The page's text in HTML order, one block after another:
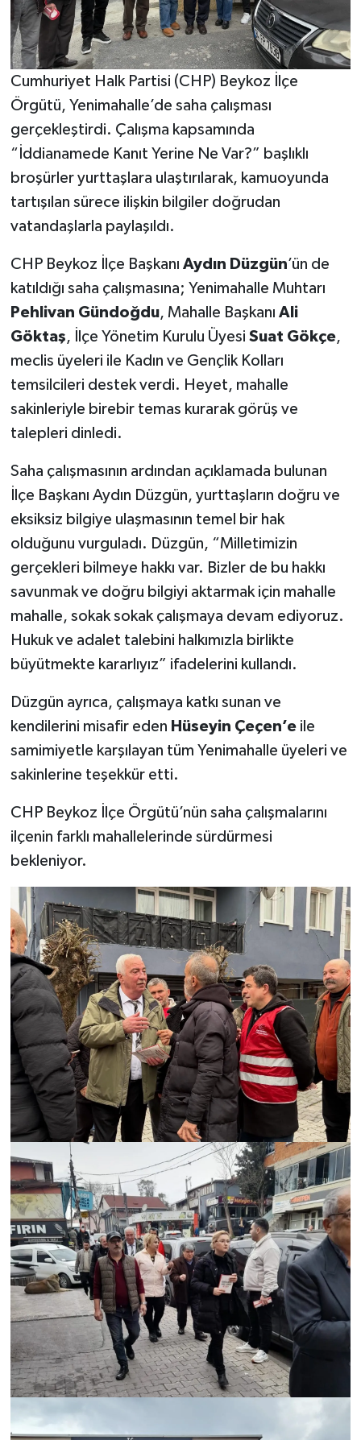
Cumhuriyet Halk Partisi (CHP) Beykoz İlçe
Örgütü, Yenimahalle’de saha çalışması
gerçekleştirdi. Çalışma kapsamında
“İddianamede Kanıt Yerine Ne Var?” başlıklı
broşürler yurttaşlara ulaştırılarak, kamuoyunda
tartışılan sürece ilişkin bilgiler doğrudan
vatandaşlarla paylaşıldı.
CHP Beykoz İlçe Başkanı Aydın Düzgün’ün de
katıldığı saha çalışmasına; Yenimahalle Muhtarı
Pehlivan Gündoğdu, Mahalle Başkanı Ali
Göktaş, İlçe Yönetim Kurulu Üyesi Suat Gökçe,
meclis üyeleri ile Kadın ve Gençlik Kolları
temsilcileri destek verdi. Heyet, mahalle
sakinleriyle birebir temas kurarak görüş ve
talepleri dinledi.
Saha çalışmasının ardından açıklamada bulunan
İlçe Başkanı Aydın Düzgün, yurttaşların doğru ve
eksiksiz bilgiye ulaşmasının temel bir hak
olduğunu vurguladı. Düzgün, “Milletimizin
gerçekleri bilmeye hakkı var. Bizler de bu hakkı
savunmak ve doğru bilgiyi aktarmak için mahalle
mahalle, sokak sokak çalışmaya devam ediyoruz.
Hukuk ve adalet talebini halkımızla birlikte
büyütmekte kararlıyız” ifadelerini kullandı.
Düzgün ayrıca, çalışmaya katkı sunan ve
kendilerini misafir eden Hüseyin Çeçen’eile
samimiyetle karşılayan tüm Yenimahalle üyeleri ve
sakinlerine teşekkür etti.
CHP Beykoz İlçe Örgütü’nün saha çalışmalarını
ilçenin farklı mahallelerinde sürdürmesi
bekleniyor.